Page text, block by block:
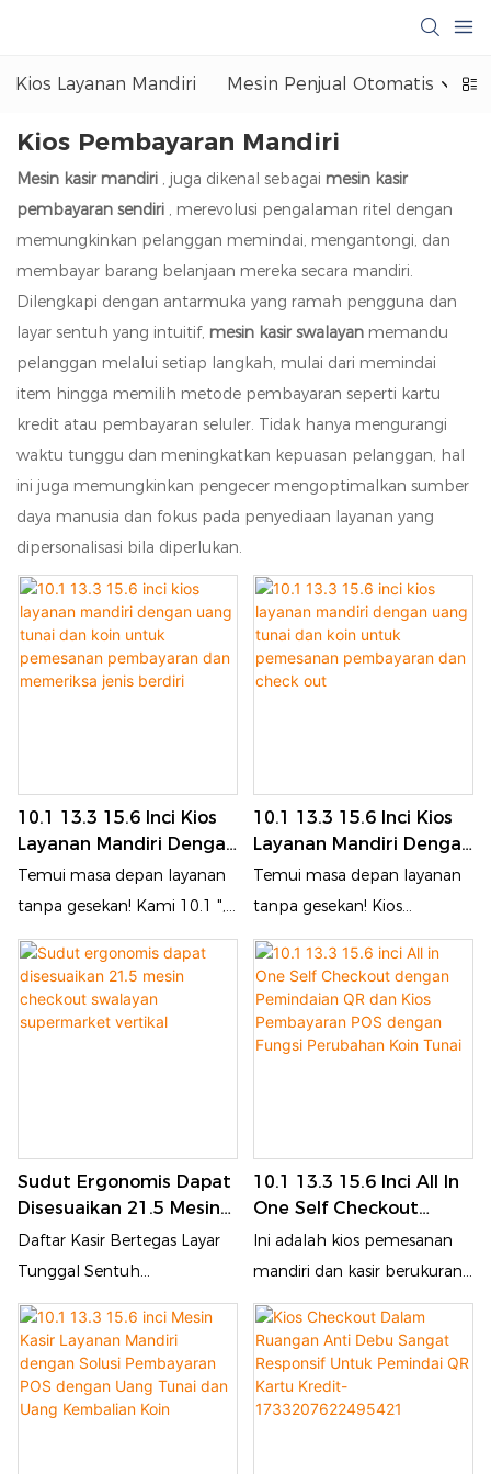
Kios Layanan Mandiri Mesin Penjual Otomatis
Kios Pembayaran Mandiri
Mesin kasir mandiri , juga dikenal sebagai mesin kasir
pembayaran sendiri , merevolusi pengalaman ritel dengan
memungkinkan pelanggan memindai, mengantongi, dan
membayar barang belanjaan mereka secara mandiri.
Dilengkapi dengan antarmuka yang ramah pengguna dan
layar sentuh yang intuitif, mesin kasir swalayan memandu
pelanggan melalui setiap langkah, mulai dari memindai
item hingga memilih metode pembayaran seperti kartu
kredit atau pembayaran seluler. Tidak hanya mengurangi
waktu tunggu dan meningkatkan kepuasan pelanggan, hal
ini juga memungkinkan pengecer mengoptimalkan sumber
daya manusia dan fokus pada penyediaan layanan yang
dipersonalisasi bila diperlukan.
10.1 13.3 15.6 Inci Kios
Layanan Mandiri Dengan
Uang Tunai Dan Koin
Untuk Pemesanan
Memeriksa Jenis Berdiri
Temui masa depan layanan
tanpa gesekan! Kami 10.1 ",
13.3", dan 15.6 "Kios
swalayan berdiri
menggabungkan
pemrosesan pembayaran
merampingkan operasi di
seluruh restoran, ritel, dan
tempat perhotelan
10.1 13.3 15.6 Inci Kios
Layanan Mandiri Dengan
Uang Tunai Dan Koin
Untuk Pemesanan
Out
Temui masa depan layanan
tanpa gesekan! Kios
swalayan 10.1 ", 13.3", dan
15.6, menggabungkan
pemrosesan pembayaran
tunai/koin yang kuat dengan
pemesanan intuitif dan
seluruh restoran, ritel, dan
tempat perhotelan
Sudut Ergonomis Dapat
Disesuaikan 21.5 Mesin
Checkout Swalayan
Supermarket Vertikal
Daftar Kasir Bertegas Layar
Tunggal Sentuh
menawarkan solusi modern
dan intuitif untuk berbagai
lingkungan ritel. Antarmuka
yang ramah pengguna
merampingkan transaksi,
10.1 13.3 15.6 Inci All In
One Self Checkout
Dengan Pemindaian QR
Dan Kios Pembayaran
Perubahan Koin Tunai
Ini adalah kios pemesanan
mandiri dan kasir berukuran
10,1/13,3/15,6 inci yang
dirancang untuk industri
katering dan ritel. Dilengkapi
dengan layar sentuh dan